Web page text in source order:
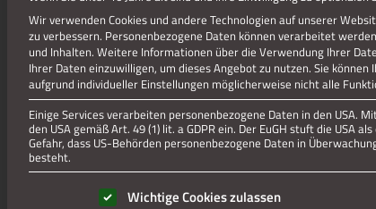
Wir verwenden Cookies und andere Technologien auf unserer
zu verbessern. Personenbezogene Daten können verarbeitet
und Inhalten. Weitere Informationen über die Verwendung Ihrer
Ihrer Daten einzuwilligen, um dieses Angebot zu nutzen. Sie können
aufgrund individueller Einstellungen möglicherweise nicht alle
Einige Services verarbeiten personenbezogene Daten in den USA.
den USA gemäß Art. 49 (1) lit. a GDPR ein. Der EuGH stuft die USA
Gefahr, dass US-Behörden personenbezogene Daten in
besteht.
Es folgt eine Liste der Service-Gruppen, für die eine
Wichtige Cookies zulassen